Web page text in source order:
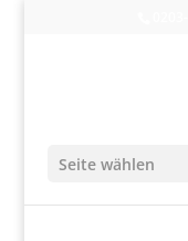
Seite wählen